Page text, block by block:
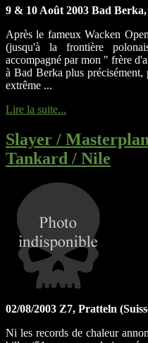
9 & 10 Août 2003 Bad
Après le fameux Wacken
(jusqu'à la frontière
accompagné par mon " frère
à Bad Berka plus
extrême ...
Lire la suite...
Slayer /
Tankard / Nile
02/08/2003 Z7, Pratteln
Ni les records de chaleur